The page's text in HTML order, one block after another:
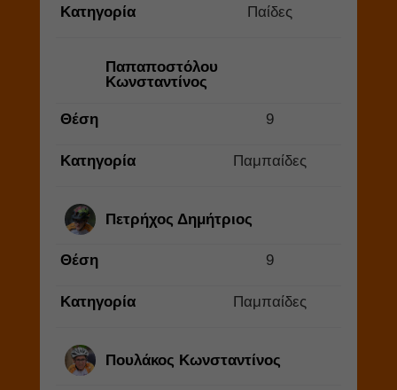
Κατηγορία Παίδες
Παπαποστόλου
Κωνσταντίνος
Θέση 9
Κατηγορία Παμπαίδες
Πετρήχος Δημήτριος
Θέση 9
Κατηγορία Παμπαίδες
Πουλάκος Κωνσταντίνος